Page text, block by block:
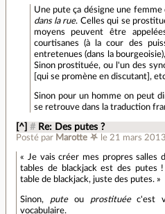
Une pute ça désigne une
dans la rue. Celles qui se
moyens peuvent être
courtisanes (à la cour des
entretenues (dans la
Sinon prostituée, ou l'un des
[qui se promène en discutant],
Sinon pour un homme on peut
se retrouve dans la traduction
[^] # Re: Des putes ?
Posté par Marotte ⛧ le 21 mars
« Je vais créer mes propres salles
tables de blackjack est des putes
table de blackjack, juste des putes. »
Sinon, puteou prostituéec'est
vocabulaire.